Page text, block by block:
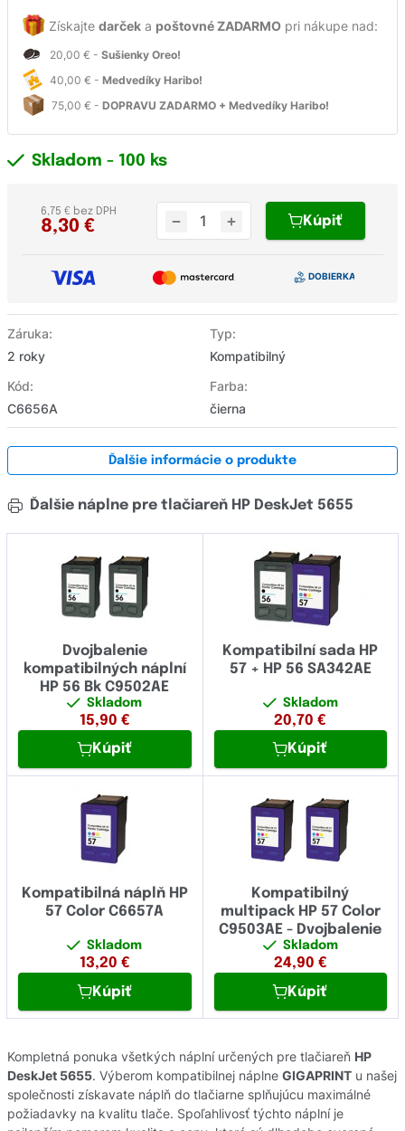
Získajte darček a poštovné ZADARMO pri nákupe nad:
20,00 € - Sušienky Oreo!
40,00 € - Medvedíky Haribo!
75,00 € - DOPRAVU ZADARMO + Medvedíky Haribo!
Záruka:
2 roky
Typ:
Kompatibilný
Kód:
C6656A
Farba:
čierna
Skladom - 100 ks
8,30 €
6,75 € bez DPH
Kúpiť
Ďalšie informácie o produkte
Ďalšie náplne pre tlačiareň HP DeskJet 5655
Dvojbalenie
kompatibilných náplní
HP 56 Bk C9502AE
Skladom
15,90 €
Kúpiť
Kompatibilní sada HP
57 + HP 56 SA342AE
Skladom
20,70 €
Kúpiť
Kompatibilná náplň HP
57 Color C6657A
Skladom
13,20 €
Kúpiť
Kompatibilný
multipack HP 57 Color
C9503AE - Dvojbalenie
Skladom
24,90 €
Kúpiť
Kompletná ponuka všetkých náplní určených pre tlačiareň HP
DeskJet 5655. Výberom kompatibilnej náplne GIGAPRINT u našej
společnosti získavate náplň do tlačiarne splňujúcu maximálné
požiadavky na kvalitu tlače. Spoľahlivosť týchto náplní je